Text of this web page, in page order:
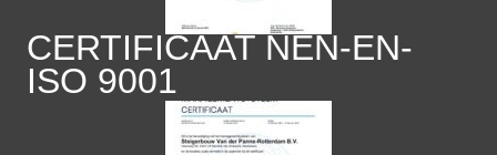
CERTIFICAAT NEN-EN-
ISO 9001